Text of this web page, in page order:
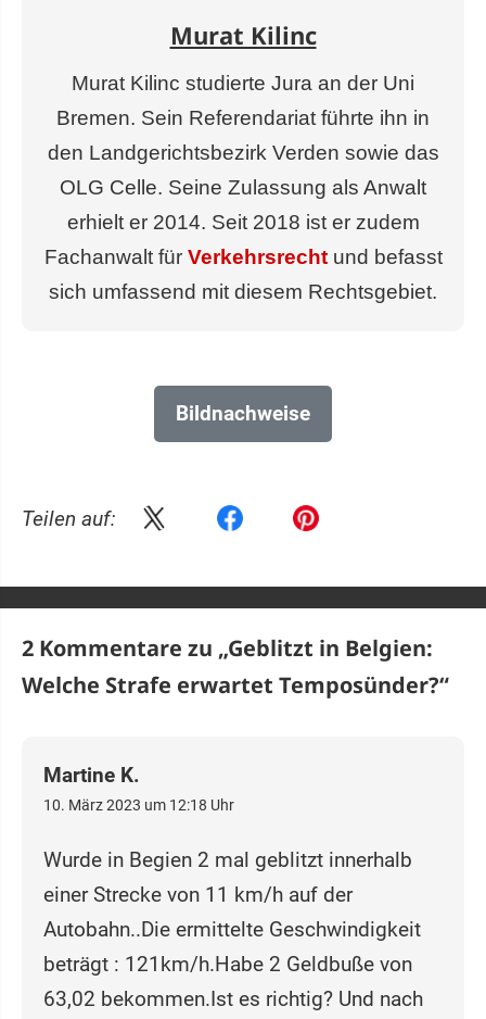
Murat Kilinc
Murat Kilinc studierte Jura an der Uni
Bremen. Sein Referendariat führte ihn in
den Landgerichtsbezirk Verden sowie das
OLG Celle. Seine Zulassung als Anwalt
erhielt er 2014. Seit 2018 ist er zudem
Fachanwalt für Verkehrsrechtund befasst
sich umfassend mit diesem Rechtsgebiet.
Bildnachweise
Teilen auf:
2 Kommentare zu „Geblitzt in Belgien:
Welche Strafe erwartet Temposünder?“
Martine K.
10. März 2023 um 12:18 Uhr
Wurde in Begien 2 mal geblitzt innerhalb
einer Strecke von 11 km/h auf der
Autobahn..Die ermittelte Geschwindigkeit
beträgt : 121km/h.Habe 2 Geldbuße von
63,02 bekommen.Ist es richtig? Und nach